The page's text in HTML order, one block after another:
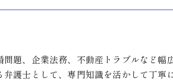
問題、企業法務、不動産トラブルなど
護士として、専門知識を活かして丁寧